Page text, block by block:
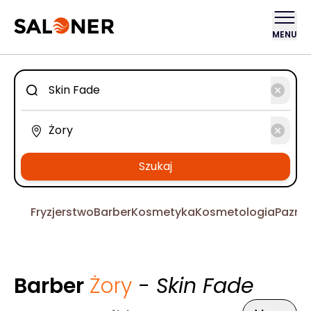
MENU
Szukaj
FryzjerstwoBarberKosmetykaKosmetologia
Barber Żory - Skin Fade